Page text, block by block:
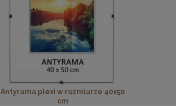
Antyrama plexi w rozmiarze 40x50
cm